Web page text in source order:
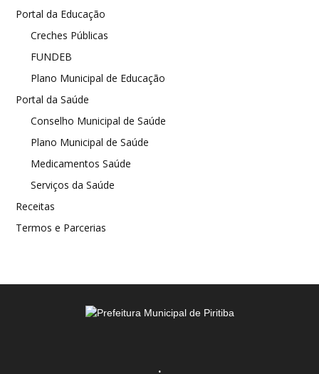
Portal da Educação
Creches Públicas
FUNDEB
Plano Municipal de Educação
Portal da Saúde
Conselho Municipal de Saúde
Plano Municipal de Saúde
Medicamentos Saúde
Serviços da Saúde
Receitas
Termos e Parcerias
.